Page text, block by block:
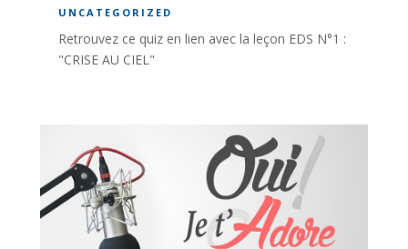
UNCATEGORIZED
Retrouvez ce quiz en lien avec la leçon EDS N°1 :
"CRISE AU CIEL"